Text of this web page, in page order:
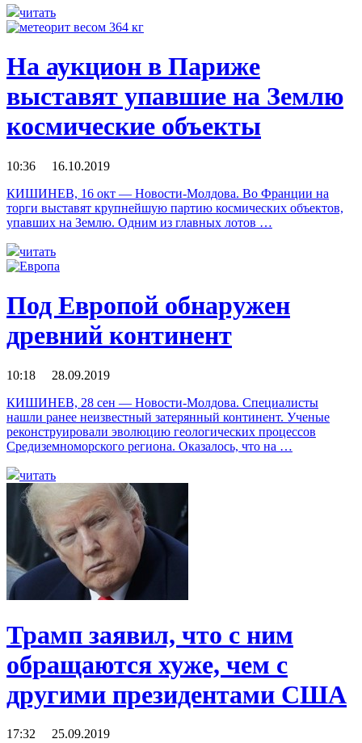
читать
На аукцион в Париже
выставят упавшие на Землю
космические объекты
10:36 16.10.2019
КИШИНЕВ, 16 окт — Новости-Молдова. Во Франции на
торги выставят крупнейшую партию космических объектов,
упавших на Землю. Одним из главных лотов …
читать
Под Европой обнаружен
древний континент
10:18 28.09.2019
КИШИНЕВ, 28 сен — Новости-Молдова. Специалисты
нашли ранее неизвестный затерянный континент. Ученые
реконструировали эволюцию геологических процессов
Средиземноморского региона. Оказалось, что на …
читать
Трамп заявил, что с ним
обращаются хуже, чем с
другими президентами США
17:32 25.09.2019